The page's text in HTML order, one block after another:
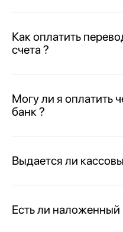
Как оплатить
счета ?
Могу ли я оплатить
банк ?
Выдается ли
Есть ли наложенный